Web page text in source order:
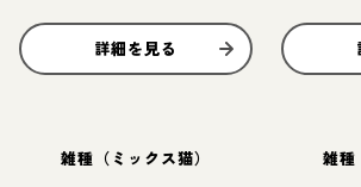
詳細を見る
雑種（ミックス猫） 雑種